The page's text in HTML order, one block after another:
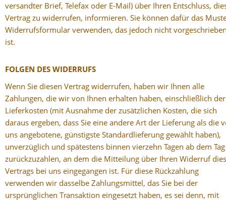
versandter Brief, Telefax oder E-Mail) über Ihren Entschluss,
Vertrag zu widerrufen, informieren. Sie können dafür das
Widerrufsformular verwenden, das jedoch nicht
ist.
FOLGEN DES WIDERRUFS
Wenn Sie diesen Vertrag widerrufen, haben wir Ihnen alle
Zahlungen, die wir von Ihnen erhalten haben, einschließlich der
Lieferkosten (mit Ausnahme der zusätzlichen Kosten, die sich
daraus ergeben, dass Sie eine andere Art der Lieferung als die
uns angebotene, günstigste Standardlieferung gewählt haben),
unverzüglich und spätestens binnen vierzehn Tagen ab dem Tag
zurückzuzahlen, an dem die Mitteilung über Ihren Widerruf
Vertrags bei uns eingegangen ist. Für diese Rückzahlung
verwenden wir dasselbe Zahlungsmittel, das Sie bei der
ursprünglichen Transaktion eingesetzt haben, es sei denn, mit